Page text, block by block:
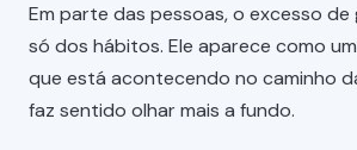
Em parte das pessoas, o excesso de
só dos hábitos. Ele aparece como
que está acontecendo no caminho
faz sentido olhar mais a fundo.